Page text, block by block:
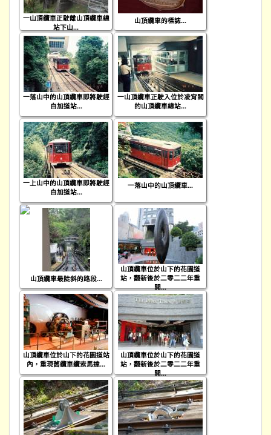
一山頂纜車正駛離山頂纜車總
站下山...
山頂纜車的標誌...
一落山中的山頂纜車即將駛經
白加道站...
一山頂纜車正駛入位於凌宵閣
的山頂纜車總站...
一上山中的山頂纜車即將駛經
白加道站...
一落山中的山頂纜車...
山頂纜車最陡斜的路段...
山頂纜車位於山下的花園道
站，翻新後於二零二二年重
開...
山頂纜車位於山下的花園道站
內，重現舊纜車纜索馬達...
山頂纜車位於山下的花園道
站，翻新後於二零二二年重
開...